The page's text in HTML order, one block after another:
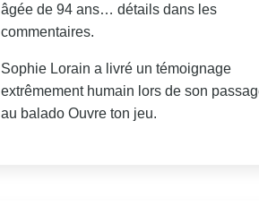
âgée de 94 ans… détails dans les
commentaires.
Sophie Lorain a livré un témoignage
extrêmement humain lors de son
au balado Ouvre ton jeu.